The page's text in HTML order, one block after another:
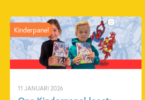
11 JANUARI 2026
Kinderpanel